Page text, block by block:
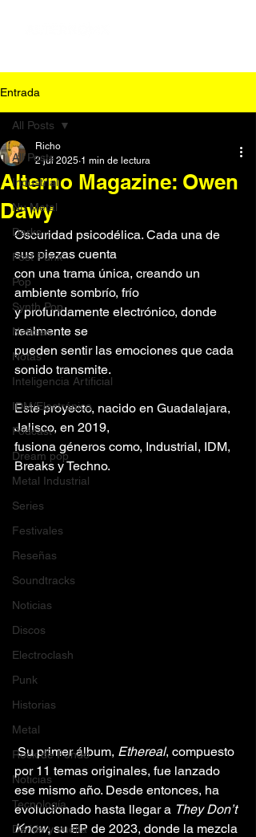
Entrada
All Posts
Industrial
Nu Metal
Darks
Post Punk
Pop
Synth Pop
Noticias
Notas
Inteligencia Artificial
IDM/Electrónica
Podcast
Dream pop
Metal Industrial
Series
Festivales
Reseñas
Soundtracks
Noticias
Discos
Electroclash
Punk
Historias
Metal
Rock de Fondo
Noticias
Tecnología
De ida y vuelta
All Posts
Alterno Magazine: Owen
Dawy
Richo
2 jul 2025 1 min de lectura
Oscuridad psicodélica. Cada una de
sus piezas cuenta
con una trama única, creando un
ambiente sombrío, frío
y profundamente electrónico, donde
realmente se
pueden sentir las emociones que cada
sonido transmite.
Este proyecto, nacido en Guadalajara,
Jalisco, en 2019,
fusiona géneros como, Industrial, IDM,
Breaks y Techno.
Su primer álbum, Ethereal, compuesto
por 11 temas originales, fue lanzado
ese mismo año. Desde entonces, ha
evolucionado hasta llegar a They Don’t
Know, su EP de 2023, donde la mezcla